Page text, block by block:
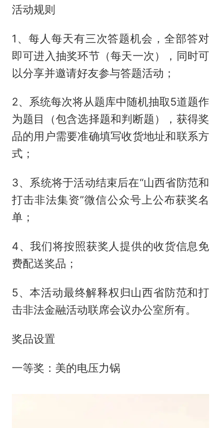
活动规则
1、每人每天有三次答题机会，全部答对
即可进入抽奖环节（每天一次），同时可
以分享并邀请好友参与答题活动；
2、系统每次将从题库中随机抽取5道题作
为题目（包含选择题和判断题），获得奖
品的用户需要准确填写收货地址和联系方
式；
3、系统将于活动结束后在“山西省防范和
打击非法集资”微信公众号上公布获奖名
单；
4、我们将按照获奖人提供的收货信息免
费配送奖品；
5、本活动最终解释权归山西省防范和打
击非法金融活动联席会议办公室所有。
奖品设置
一等奖：美的电压力锅